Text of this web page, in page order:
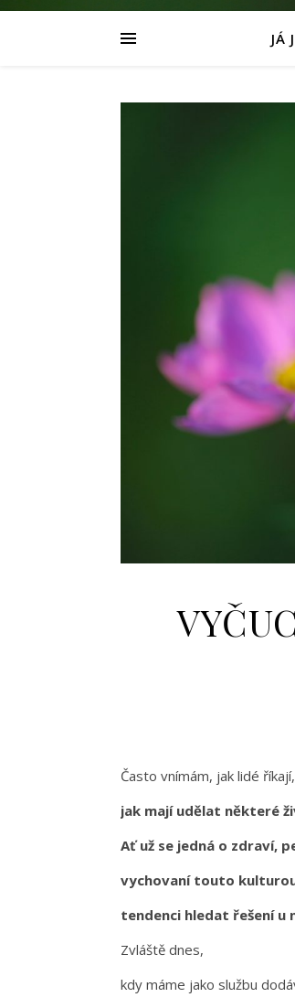
JÁ
Často vnímám, jak lidé
jak mají udělat některé
Ať už se jedná o zdraví,
vychovaní touto
tendenci hledat řešení u
Zvláště dnes,
kdy máme jako službu